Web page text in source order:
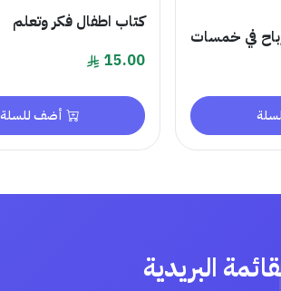
في خمسات
كتاب اطفال فكر وتعلم
15.00
أضف للسلة
البريدية